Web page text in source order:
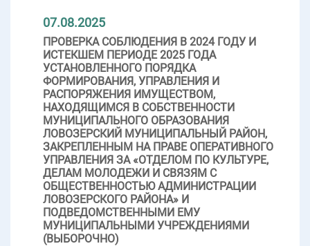
07.08.2025
ПРОВЕРКА СОБЛЮДЕНИЯ В 2024 ГОДУ И
ИСТЕКШЕМ ПЕРИОДЕ 2025 ГОДА
УСТАНОВЛЕННОГО ПОРЯДКА
ФОРМИРОВАНИЯ, УПРАВЛЕНИЯ И
РАСПОРЯЖЕНИЯ ИМУЩЕСТВОМ,
НАХОДЯЩИМСЯ В СОБСТВЕННОСТИ
МУНИЦИПАЛЬНОГО ОБРАЗОВАНИЯ
ЛОВОЗЕРСКИЙ МУНИЦИПАЛЬНЫЙ РАЙОН,
ЗАКРЕПЛЕННЫМ НА ПРАВЕ ОПЕРАТИВНОГО
УПРАВЛЕНИЯ ЗА «ОТДЕЛОМ ПО КУЛЬТУРЕ,
ДЕЛАМ МОЛОДЕЖИ И СВЯЗЯМ С
ОБЩЕСТВЕННОСТЬЮ АДМИНИСТРАЦИИ
ЛОВОЗЕРСКОГО РАЙОНА» И
ПОДВЕДОМСТВЕННЫМИ ЕМУ
МУНИЦИПАЛЬНЫМИ УЧРЕЖДЕНИЯМИ
(ВЫБОРОЧНО)